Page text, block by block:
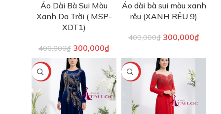
Áo Dài Bà Sui Màu
Xanh Da Trời ( MSP-
XDT1)
400,000₫ 300,000₫
Áo dài bà sui màu xanh
rêu (XANH RÊU 9)
400,000₫ 300,000₫
-25% -40%